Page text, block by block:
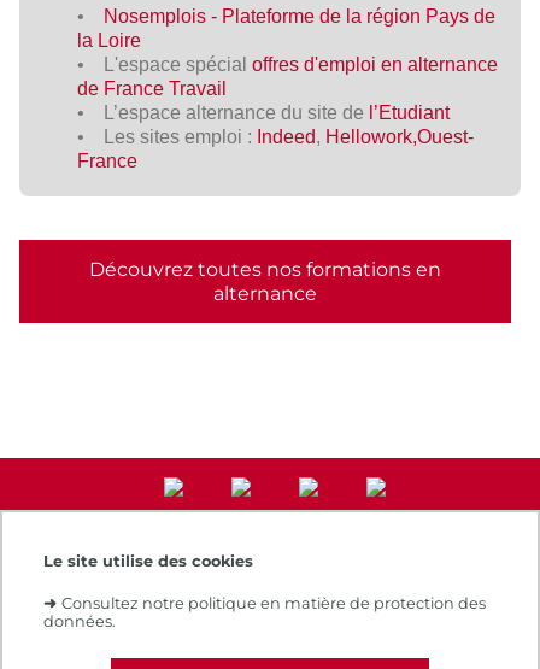
Le site utilise des cookies
➜ Consultez notre politique en matière de protection des
données.
•
Nosemplois - Plateforme de la région Pays de
la Loire
• L'espace spécial offres d'emploi en alternance
de France Travail
• L’espace alternance du site de l’Etudiant
• Les sites emploi : Indeed, Hellowork,Ouest-
France
Découvrez toutes nos formations en
alternance
Accès direct
Notre e-boutique
Le Cnam recrute